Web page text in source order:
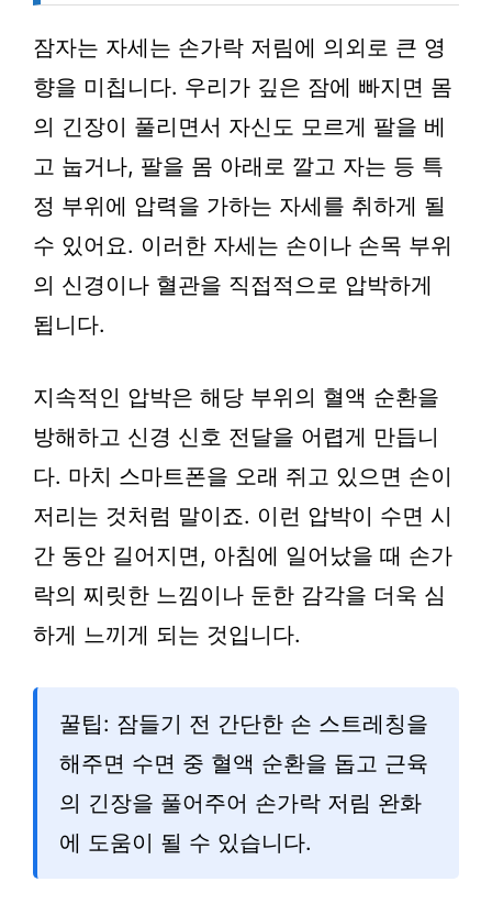
잠자는 자세는 손가락 저림에 의외로 큰 영
향을 미칩니다. 우리가 깊은 잠에 빠지면 몸
의 긴장이 풀리면서 자신도 모르게 팔을 베
고 눕거나, 팔을 몸 아래로 깔고 자는 등 특
정 부위에 압력을 가하는 자세를 취하게 될
수 있어요. 이러한 자세는 손이나 손목 부위
의 신경이나 혈관을 직접적으로 압박하게
됩니다.
지속적인 압박은 해당 부위의 혈액 순환을
방해하고 신경 신호 전달을 어렵게 만듭니
다. 마치 스마트폰을 오래 쥐고 있으면 손이
저리는 것처럼 말이죠. 이런 압박이 수면 시
간 동안 길어지면, 아침에 일어났을 때 손가
락의 찌릿한 느낌이나 둔한 감각을 더욱 심
하게 느끼게 되는 것입니다.
꿀팁: 잠들기 전 간단한 손 스트레칭을
해주면 수면 중 혈액 순환을 돕고 근육
의 긴장을 풀어주어 손가락 저림 완화
에 도움이 될 수 있습니다.